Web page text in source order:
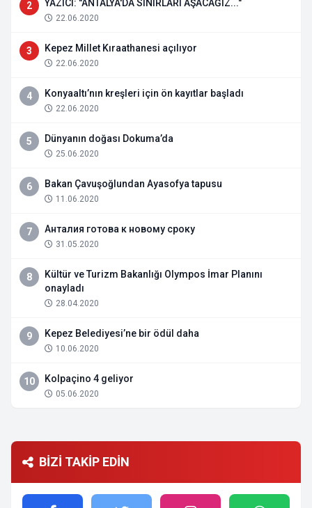
2 YAZICI: "ANTALYA'DA SINIRLARI AŞACAĞIZ..."
22.06.2020
3 Kepez Millet Kıraathanesi açılıyor
22.06.2020
4 Konyaaltı’nın kreşleri için ön kayıtlar başladı
22.06.2020
5 Dünyanın doğası Dokuma’da
25.06.2020
6 Bakan Çavuşoğlundan Ayasofya tapusu
11.06.2020
7 Анталия готова к новому сроку
31.05.2020
8
Kültür ve Turizm Bakanlığı Olympos İmar Planını
onayladı
28.04.2020
9 Kepez Belediyesi’ne bir ödül daha
10.06.2020
10 Kolpaçino 4 geliyor
05.06.2020
BİZİ TAKİP EDİN